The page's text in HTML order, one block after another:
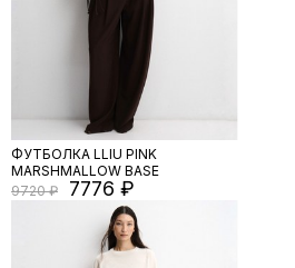
ФУТБОЛКА LLIU PINK
MARSHMALLOW BASE
9720
7776